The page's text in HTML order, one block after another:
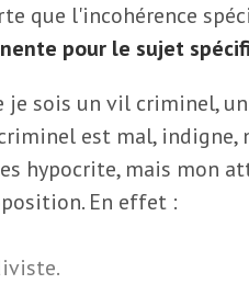
que l'incohérence
pour le sujet
je sois un vil criminel,
est mal,
hypocrite, mais mon
En effet :